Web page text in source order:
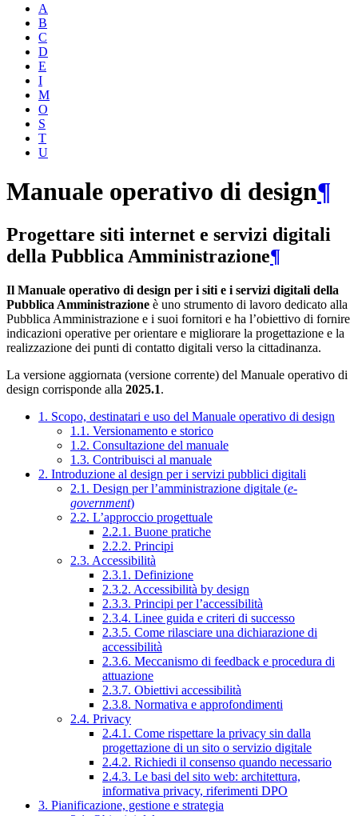
A
B
C
D
E
I
M
O
S
T
U
Manuale operativo di design¶
Progettare siti internet e servizi digitali
della Pubblica Amministrazione¶
Il Manuale operativo di design per i siti e i servizi digitali della
Pubblica Amministrazione è uno strumento di lavoro dedicato alla
Pubblica Amministrazione e i suoi fornitori e ha l’obiettivo di fornire
indicazioni operative per orientare e migliorare la progettazione e la
realizzazione dei punti di contatto digitali verso la cittadinanza.
La versione aggiornata (versione corrente) del Manuale operativo di
design corrisponde alla 2025.1.
1. Scopo, destinatari e uso del Manuale operativo di design
1.1. Versionamento e storico
1.2. Consultazione del manuale
1.3. Contribuisci al manuale
2. Introduzione al design per i servizi pubblici digitali
2.1. Design per l’amministrazione digitale (e-
government)
2.2. L’approccio progettuale
2.2.1. Buone pratiche
2.2.2. Principi
2.3. Accessibilità
2.3.1. Definizione
2.3.2. Accessibilità by design
2.3.3. Principi per l’accessibilità
2.3.4. Linee guida e criteri di successo
2.3.5. Come rilasciare una dichiarazione di
accessibilità
2.3.6. Meccanismo di feedback e procedura di
attuazione
2.3.7. Obiettivi accessibilità
2.3.8. Normativa e approfondimenti
2.4. Privacy
2.4.1. Come rispettare la privacy sin dalla
progettazione di un sito o servizio digitale
2.4.2. Richiedi il consenso quando necessario
2.4.3. Le basi del sito web: architettura,
informativa privacy, riferimenti DPO
3. Pianificazione, gestione e strategia